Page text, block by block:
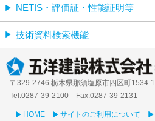
NETIS・評価証・性能証明等
技術資料検索機能
〒329-2746 栃木県那須塩原市四区町1534-1
Tel.0287-39‐2100 Fax.0287-39-2131
HOME サイトのご利用について